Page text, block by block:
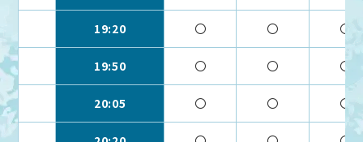
19:20 〇 〇 〇
19:50 〇 〇 〇
20:05 〇 〇 〇